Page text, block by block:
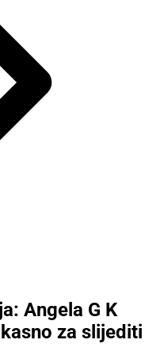
Angela G K
za slijediti